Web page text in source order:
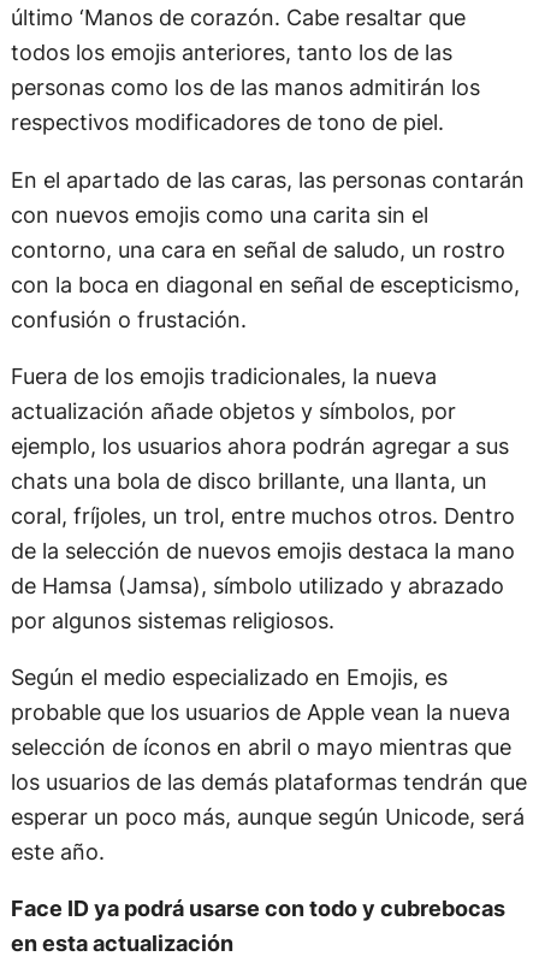
último ‘Manos de corazón. Cabe resaltar que
todos los emojis anteriores, tanto los de las
personas como los de las manos admitirán los
respectivos modificadores de tono de piel.
En el apartado de las caras, las personas contarán
con nuevos emojis como una carita sin el
contorno, una cara en señal de saludo, un rostro
con la boca en diagonal en señal de escepticismo,
confusión o frustación.
Fuera de los emojis tradicionales, la nueva
actualización añade objetos y símbolos, por
ejemplo, los usuarios ahora podrán agregar a sus
chats una bola de disco brillante, una llanta, un
coral, fríjoles, un trol, entre muchos otros. Dentro
de la selección de nuevos emojis destaca la mano
de Hamsa (Jamsa), símbolo utilizado y abrazado
por algunos sistemas religiosos.
Según el medio especializado en Emojis, es
probable que los usuarios de Apple vean la nueva
selección de íconos en abril o mayo mientras que
los usuarios de las demás plataformas tendrán que
esperar un poco más, aunque según Unicode, será
este año.
Face ID ya podrá usarse con todo y cubrebocas
en esta actualización